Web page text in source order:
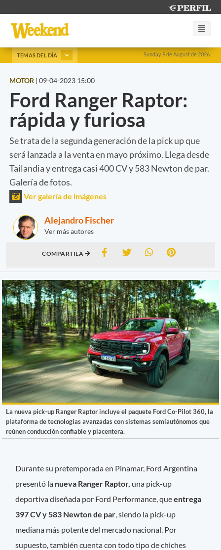
Sunday 9 de August de 2026
TEMAS DEL DÍA
MOTOR | 09-04-2023 15:00
Ford Ranger Raptor:
rápida y furiosa
Se trata de la segunda generación de la pick up que
será lanzada a la venta en mayo próximo. Llega desde
Tailandia y entrega casi 400 CV y 583 Newton de par.
Galería de fotos.
Ver galería de imágenes
Alejandro Fischer
Ver más autores
COMPARTILA
La nueva pick-up Ranger Raptor incluye el paquete Ford Co-Pilot 360, la
plataforma de tecnologías avanzadas con sistemas semiautónomos que
reúnen conducción confiable y placentera.
Durante su pretemporada en Pinamar, Ford Argentina
presentó la nueva Ranger Raptor, una pick-up
deportiva diseñada por Ford Performance, queentrega
397 CV y 583 Newton de par , siendo la pick-up
mediana más potente del mercado nacional. Por
supuesto, también cuenta con todo tipo de chiches